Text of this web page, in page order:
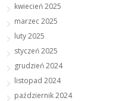
kwiecień 2025
marzec 2025
luty 2025
styczeń 2025
grudzień 2024
listopad 2024
październik 2024